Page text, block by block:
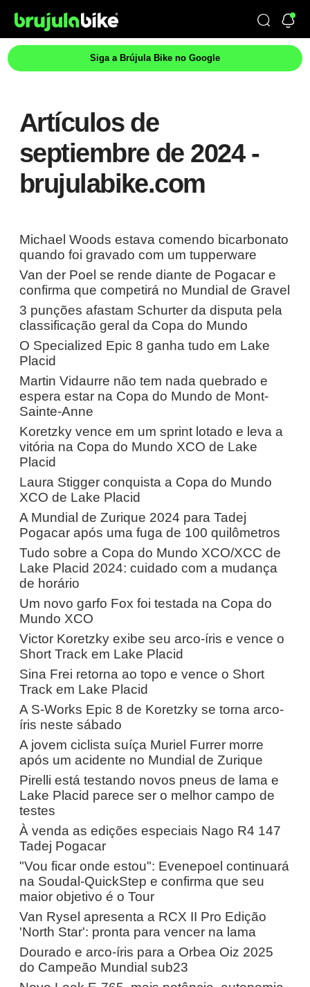
Siga a Brújula Bike no Google
Artículos de
septiembre de 2024 -
brujulabike.com
Michael Woods estava comendo bicarbonato
quando foi gravado com um tupperware
Van der Poel se rende diante de Pogacar e
confirma que competirá no Mundial de Gravel
3 punções afastam Schurter da disputa pela
classificação geral da Copa do Mundo
O Specialized Epic 8 ganha tudo em Lake
Placid
Martin Vidaurre não tem nada quebrado e
espera estar na Copa do Mundo de Mont-
Sainte-Anne
Koretzky vence em um sprint lotado e leva a
vitória na Copa do Mundo XCO de Lake
Placid
Laura Stigger conquista a Copa do Mundo
XCO de Lake Placid
A Mundial de Zurique 2024 para Tadej
Pogacar após uma fuga de 100 quilômetros
Tudo sobre a Copa do Mundo XCO/XCC de
Lake Placid 2024: cuidado com a mudança
de horário
Um novo garfo Fox foi testada na Copa do
Mundo XCO
Victor Koretzky exibe seu arco-íris e vence o
Short Track em Lake Placid
Sina Frei retorna ao topo e vence o Short
Track em Lake Placid
A S-Works Epic 8 de Koretzky se torna arco-
íris neste sábado
A jovem ciclista suíça Muriel Furrer morre
após um acidente no Mundial de Zurique
Pirelli está testando novos pneus de lama e
Lake Placid parece ser o melhor campo de
testes
À venda as edições especiais Nago R4 147
Tadej Pogacar
"Vou ficar onde estou": Evenepoel continuará
na Soudal-QuickStep e confirma que seu
maior objetivo é o Tour
Van Rysel apresenta a RCX II Pro Edição
'North Star': pronta para vencer na lama
Dourado e arco-íris para a Orbea Oiz 2025
do Campeão Mundial sub23